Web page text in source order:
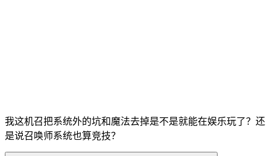
我这机召把系统外的坑和魔法去掉是不是就能在娱乐玩了？还
是说召唤师系统也算竞技？